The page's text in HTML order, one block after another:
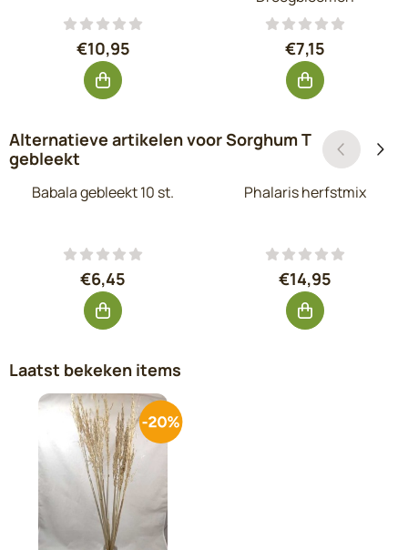
Prijs: 10,95, exclusief btw: 9,05
€10,95 Prijs: 7,15,
€7,15
Alternatieve artikelen voorSorghum T
gebleekt
Babala gebleekt 10 st.
Prijs: 6,45, exclusief btw: 5,33
€6,45
Phalaris herfstmix
Prijs: 14,95,
€14,95
Laatst bekeken items